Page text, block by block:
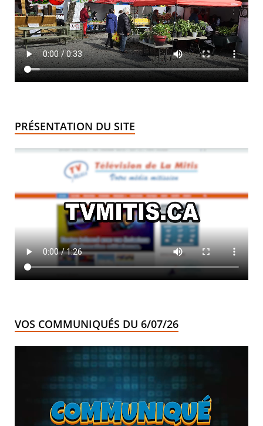
PRÉSENTATION DU SITE
VOS COMMUNIQUÉS DU 6/07/26